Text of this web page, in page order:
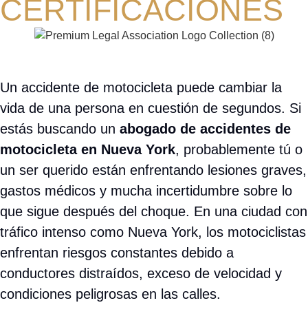
CERTIFICACIONES
Un accidente de motocicleta puede cambiar la
vida de una persona en cuestión de segundos. Si
estás buscando un abogado de accidentes de
motocicleta en Nueva York, probablemente tú o
un ser querido están enfrentando lesiones graves,
gastos médicos y mucha incertidumbre sobre lo
que sigue después del choque. En una ciudad con
tráfico intenso como Nueva York, los motociclistas
enfrentan riesgos constantes debido a
conductores distraídos, exceso de velocidad y
condiciones peligrosas en las calles.